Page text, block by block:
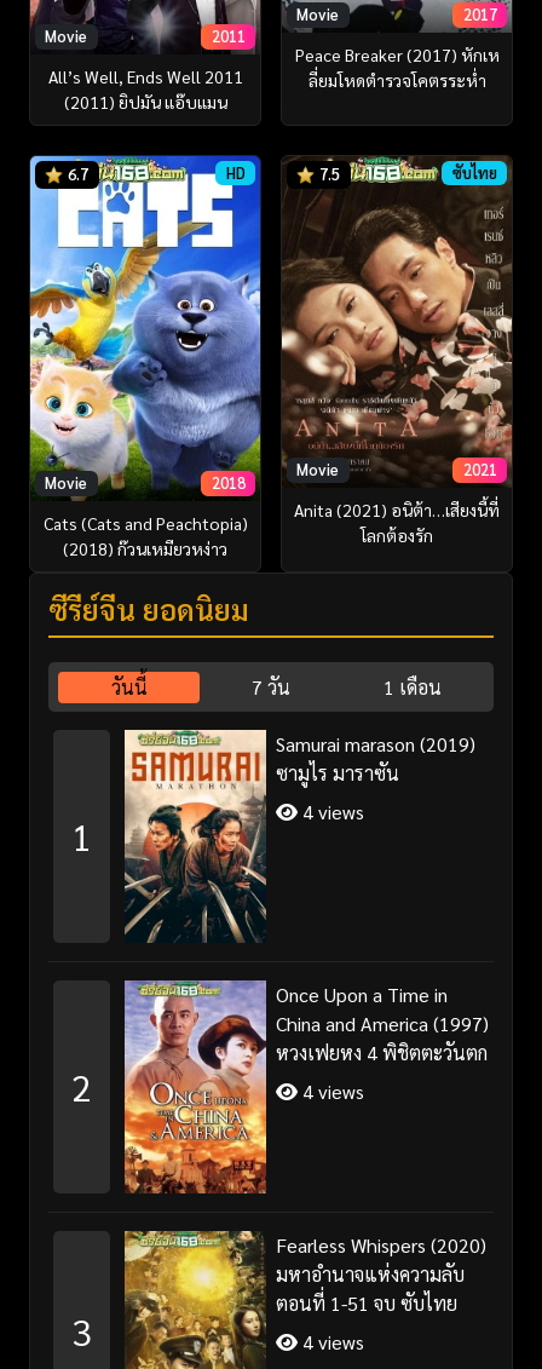
Movie 2011
All’s Well, Ends Well 2011
(2011) ยิปมัน แอ๊บแมน
Movie 2017
Peace Breaker (2017) หักเห
ลี่ยมโหดตำรวจโคตรระห่ำ
6.7 HD
Movie 2018
Cats (Cats and Peachtopia)
(2018) ก๊วนเหมียวหง่าว
7.5 ซับไทย
Movie 2021
Anita (2021) อนิต้า…เสียงนี้ที่
โลกต้องรัก
ซีรี่ย์จีน ยอดนิยม
วันนี้ 7 วัน 1 เดือน
1
Samurai marason (2019)
ซามูไร มาราซัน
4 views
2
Once Upon a Time in
China and America (1997)
หวงเฟยหง 4 พิชิตตะวันตก
4 views
3
Fearless Whispers (2020)
มหาอำนาจแห่งความลับ
ตอนที่ 1-51 จบ ซับไทย
4 views